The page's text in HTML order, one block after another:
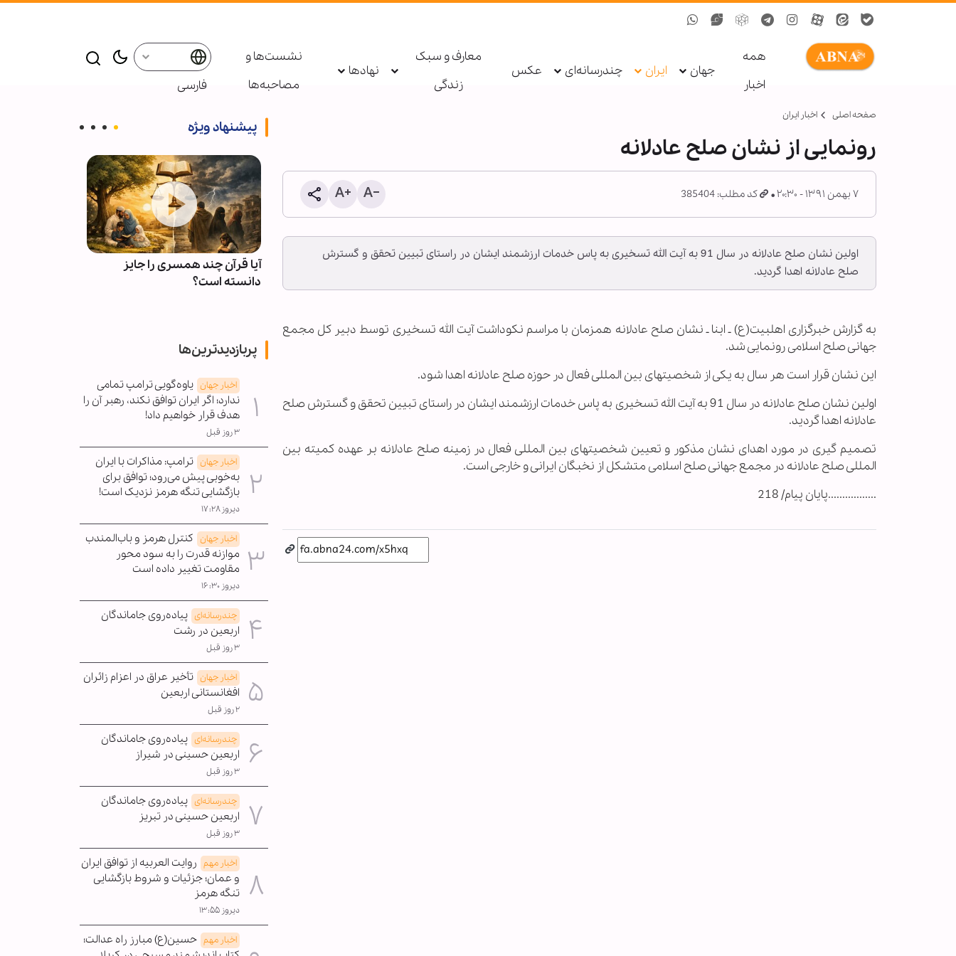
همه
اخبار
جهان ایران چندرسانه‌ای عکس
معارف و سبک
زندگی
نهادها
نشست‌ها و
مصاحبه‌ها
فارسی
صفحه اصلی اخبار ایران
رونمایی از نشان صلح عادلانه
۷ بهمن ۱۳۹۱ - ۲۰:۳۰ کد مطلب: 385404
اولین نشان صلح عادلانه در سال 91 به آیت الله تسخیری به پاس خدمات ارزشمند ایشان در راستای تبیین تحقق و گسترش
صلح عادلانه اهدا گردید.
به گزارش خبرگزاری اهل‏بیت(ع) ـ ابنا ـ نشان صلح عادلانه همزمان با مراسم نکوداشت آیت الله تسخیری توسط دبیر کل مجمع
جهانی صلح اسلامی رونمایی شد.
این نشان قرار است هر سال به یکی از شخصیتهای بین المللی فعال در حوزه صلح عادلانه اهدا شود.
اولین نشان صلح عادلانه در سال 91 به آیت الله تسخیری به پاس خدمات ارزشمند ایشان در راستای تبیین تحقق و گسترش صلح
عادلانه اهدا گردید.
تصمیم گیری در مورد اهدای نشان مذکور و تعیین شخصیتهای بین المللی فعال در زمینه صلح عادلانه بر عهده کمیته بین
المللی صلح عادلانه در مجمع جهانی صلح اسلامی متشکل از نخبگان ایرانی و خارجی است.
.................پایان پیام/ 218
پیشنهاد ویژه
مقابله شیطان‌ها با جمهوری
آیا قرآن چند همسری را جایز
دانسته است؟
پربازدیدترین‌ها
اخبار جهان یاوه‌گویی ترامپ تمامی
ندارد؛ اگر ایران توافق نکند، رهبر آن را
هدف قرار خواهیم داد!
۳ روز قبل
اخبار جهان ترامپ: مذاکرات با ایران
به‌خوبی پیش می‌رود؛ توافق برای
بازگشایی تنگه هرمز نزدیک است!
دیروز ۱۷:۲۸
اخبار جهان کنترل هرمز و باب‌المندب
موازنه قدرت را به سود محور
مقاومت تغییر داده است
دیروز ۱۶:۳۰
چندرسانه‌ای پیاده‌روی جاماندگان
اربعین در رشت
۳ روز قبل
اخبار جهان تأخیر عراق در اعزام زائران
افغانستانی اربعین
۲ روز قبل
چندرسانه‌ای پیاده‌روی جاماندگان
اربعین حسینی در شیراز
۳ روز قبل
چندرسانه‌ای پیاده‌روی جاماندگان
اربعین حسینی در تبریز
۳ روز قبل
اخبار مهم روایت العربیه از توافق ایران
و عمان؛ جزئیات و شروط بازگشایی
تنگه هرمز
دیروز ۱۳:۵۵
اخبار مهم حسین(ع) مبارز راه عدالت؛